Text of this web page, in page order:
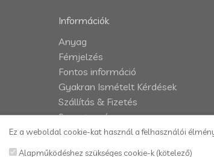
Információk
Anyag
Fémjelzés
Fontos információ
Gyakran Ismételt Kérdések
Szállítás & Fizetés
Szavatosság
Impresszum
Adatkezelési tájékoztató
Ez a weboldal cookie-kat használ a felhasználói
Alapműködéshez szükséges cookie-k (kötelező)